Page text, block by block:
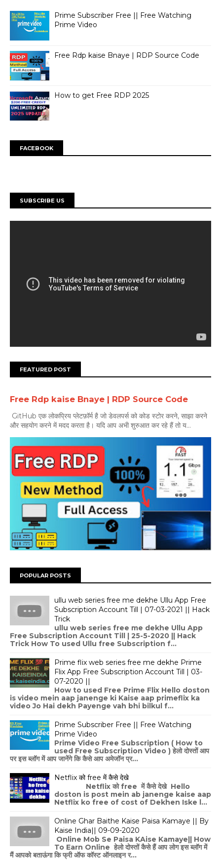
Prime Subscriber Free || Free Watching
Prime Video
Free Rdp kaise Bnaye | RDP Source Code
How to get Free RDP 2025
FACEBOOK
SUBSCRIBE US
FEATURED POST
Free Rdp kaise Bnaye | RDP Source Code
GitHub एक लोकप्रिय प्लेटफ़ॉर्म है जो डेवलपर्स को कोड स्टोर करने, साझा करने
और सहयोग करने में मदद करता है। यदि आप अभी शुरुआत कर रहे हैं तो य...
POPULAR POSTS
ullu web series free me dekhe Ullu App Free
Subscription Account Till | 07-03-2021 || Hack
Trick
ullu web series free me dekhe Ullu App
Free Subscription Account Till | 25-5-2020 || Hack
Trick How To used Ullu free Subscription f...
Prime flix web series free me dekhe Prime
Flix App Free Subscription Account Till | 03-
07-2020 ||
How to used Free Prime Flix Hello doston
is video mein aap janenge ki Kaise aap primeflix ka
video Jo Hai dekh Payenge vah bhi bilkul f...
Prime Subscriber Free || Free Watching
Prime Video
Prime Video Free Subscription ( How to
used Free Subscription Video ) हेलो दोस्तों आप
पर इस ब्लॉग में आप जानेंगे कि कैसे आप अमेजॉन प्र...
Netflix को free में कैसे देखे
Netflix को free में कैसे देखे Hello
doston is post mein ab janenge kaise aap
Netflix ko free of cost of Dekhen Iske l...
Online Ghar Baithe Kaise Paisa Kamaye || By
Kaise India|| 09-09-2020
Online Mob Se Paisa KAise Kamaye|| How
To Earn Online हेलो दोस्तों कैसे हैं आप लोग इस ब्लॉग में
मैं आपको बताऊंगा कि फ्री ऑफ कॉस्ट ऑनलाइन र...